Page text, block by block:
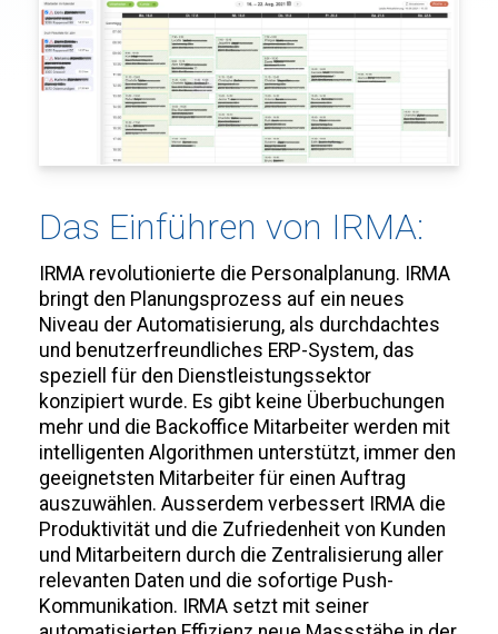
Das Einführen von IRMA:
IRMA revolutionierte die Personalplanung. IRMA
bringt den Planungsprozess auf ein neues
Niveau der Automatisierung, als durchdachtes
und benutzerfreundliches ERP-System, das
speziell für den Dienstleistungssektor
konzipiert wurde. Es gibt keine Überbuchungen
mehr und die Backoffice Mitarbeiter werden mit
intelligenten Algorithmen unterstützt, immer den
geeignetsten Mitarbeiter für einen Auftrag
auszuwählen. Ausserdem verbessert IRMA die
Produktivität und die Zufriedenheit von Kunden
und Mitarbeitern durch die Zentralisierung aller
relevanten Daten und die sofortige Push-
Kommunikation. IRMA setzt mit seiner